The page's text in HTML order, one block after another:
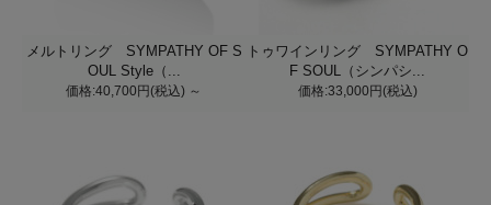
メルトリング SYMPATHY OF S
OUL Style（...
価格:40,700円(税込) ～
トゥワインリング SYMPATHY O
F SOUL（シンパシ...
価格:33,000円(税込)